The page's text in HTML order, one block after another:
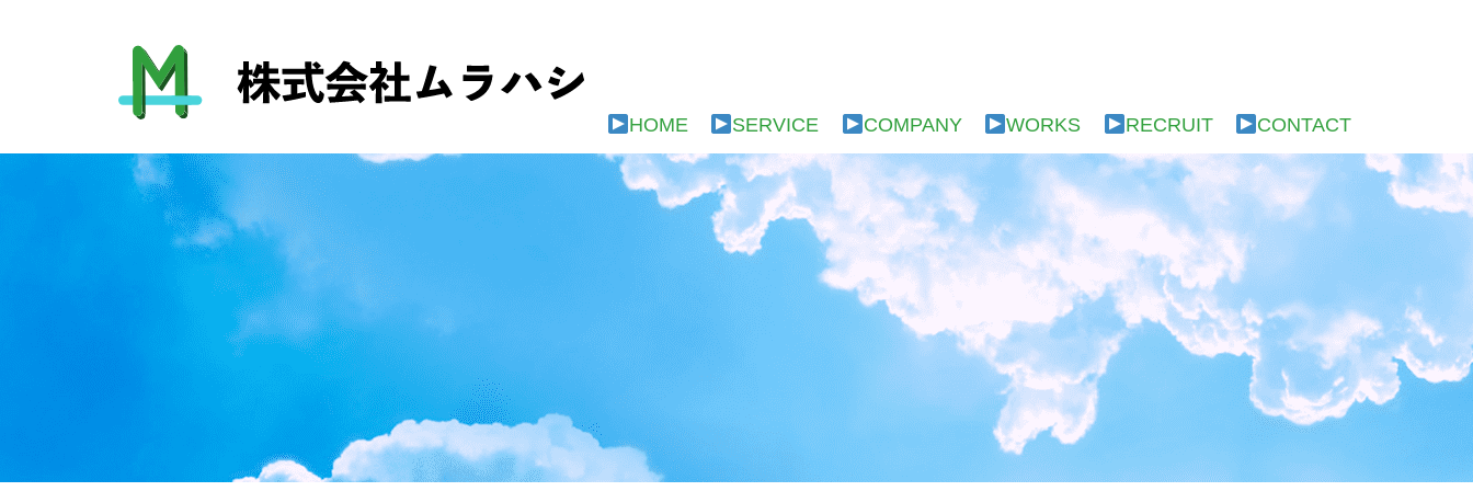
HOME SERVICE COMPANY WORKS RECRUIT CONTACT